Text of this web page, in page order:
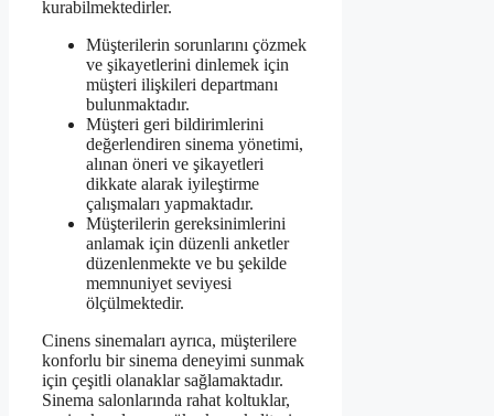
kurabilmektedirler.
Müşterilerin sorunlarını çözmek
ve şikayetlerini dinlemek için
müşteri ilişkileri departmanı
bulunmaktadır.
Müşteri geri bildirimlerini
değerlendiren sinema yönetimi,
alınan öneri ve şikayetleri
dikkate alarak iyileştirme
çalışmaları yapmaktadır.
Müşterilerin gereksinimlerini
anlamak için düzenli anketler
düzenlenmekte ve bu şekilde
memnuniyet seviyesi
ölçülmektedir.
Cinens sinemaları ayrıca, müşterilere
konforlu bir sinema deneyimi sunmak
için çeşitli olanaklar sağlamaktadır.
Sinema salonlarında rahat koltuklar,